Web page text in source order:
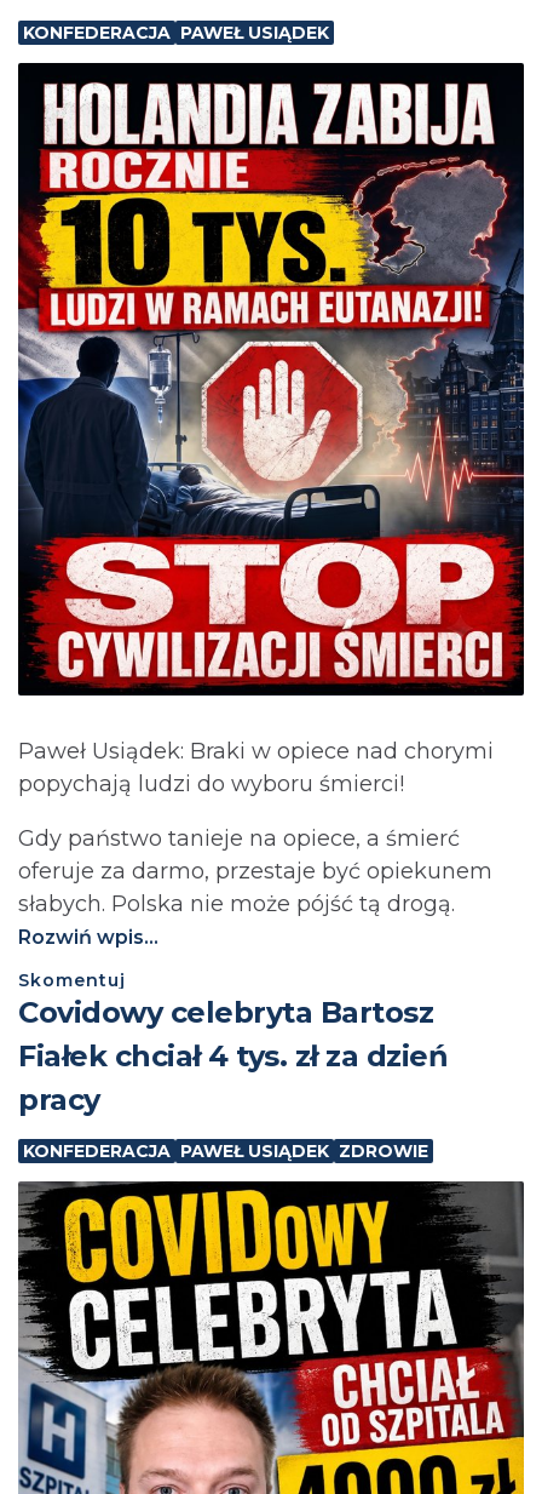
KONFEDERACJA PAWEŁ USIĄDEK
Paweł Usiądek: Braki w opiece nad chorymi
popychają ludzi do wyboru śmierci!
Gdy państwo tanieje na opiece, a śmierć
oferuje za darmo, przestaje być opiekunem
słabych. Polska nie może pójść tą drogą.⁩
Rozwiń wpis...
Skomentuj
Covidowy celebryta Bartosz
Fiałek chciał 4 tys. zł za dzień
pracy
KONFEDERACJA PAWEŁ USIĄDEK ZDROWIE